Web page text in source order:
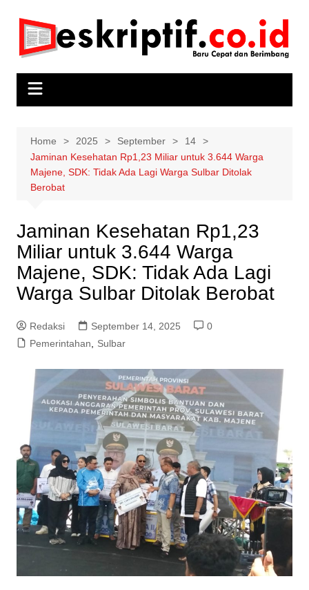
content
Home 2025 September
14
Jaminan Kesehatan Rp1,23 Miliar untuk 3.644 Warga
Majene, SDK: Tidak Ada Lagi Warga Sulbar Ditolak
Berobat
Jaminan Kesehatan Rp1,23
Miliar untuk 3.644 Warga
Majene, SDK: Tidak Ada Lagi
Warga Sulbar Ditolak Berobat
Redaksi September 14, 2025
0
Pemerintahan
Sulbar